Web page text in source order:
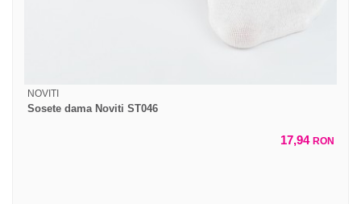
NOVITI
Sosete dama Noviti ST046
17,94 RON